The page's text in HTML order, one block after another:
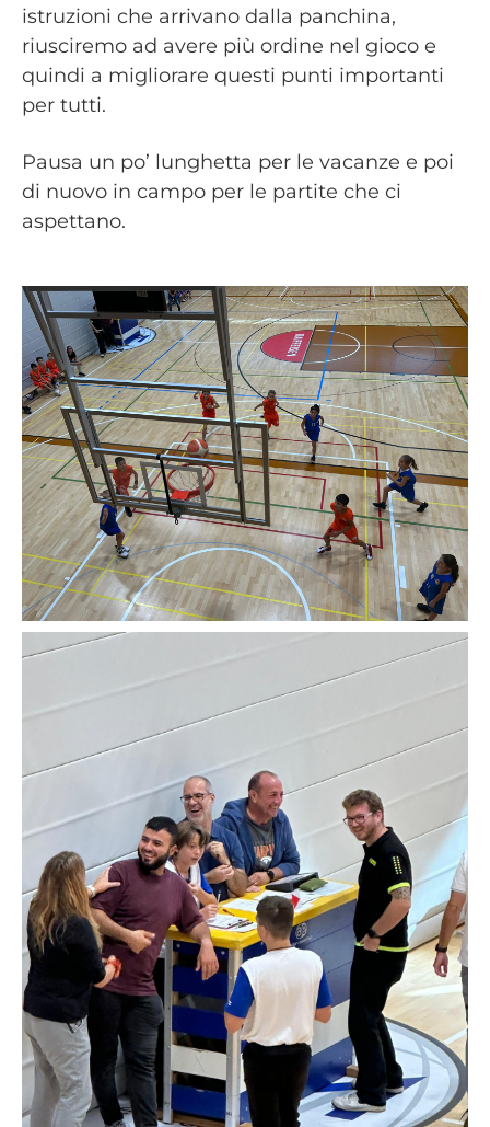
istruzioni che arrivano dalla panchina,
riusciremo ad avere più ordine nel gioco e
quindi a migliorare questi punti importanti
per tutti.
Pausa un po’ lunghetta per le vacanze e poi
di nuovo in campo per le partite che ci
aspettano.